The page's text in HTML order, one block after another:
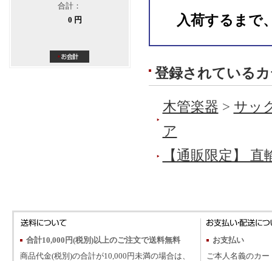
合計：
0 円
入荷するまで
登録されている
木管楽器 > サッ
ア
【通販限定】 直
合計10,000円(税別)以上のご注文で送料無料
商品代金(税別)の合計が10,000円未満の場合は、
お支払い
ご本人名義のカ